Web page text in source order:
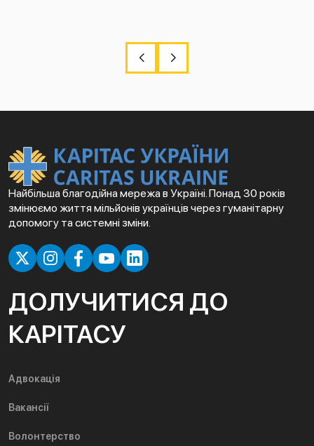
Найбільша благодійна мережа в Україні. Понад 30 років
змінюємо життя мільйонів українців через гуманітарну
допомогу та системні зміни.
ДОЛУЧИТИСЯ ДО
КАРІТАСУ
Адвокація
Вакансії
Волонтерство